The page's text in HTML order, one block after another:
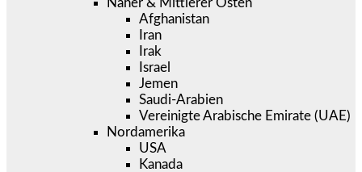
Afghanistan
Iran
Irak
Israel
Jemen
Saudi-Arabien
Vereinigte Arabische Emirate (UAE)
Nordamerika
USA
Kanada